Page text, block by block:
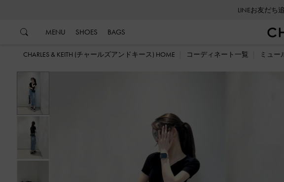
LINEお友だち
MENU SHOES BAGS
CHARLES & KEITH (チャールズアンドキース) HOME コーディネート一覧 ミュー